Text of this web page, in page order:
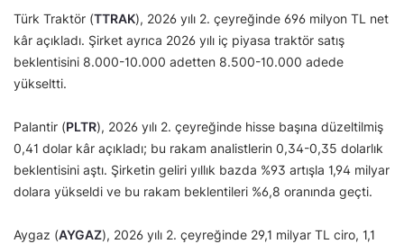
Türk Traktör (TTRAK), 2026 yılı 2. çeyreğinde 696 milyon TL net
kâr açıkladı. Şirket ayrıca 2026 yılı iç piyasa traktör satış
beklentisini 8.000-10.000 adetten 8.500-10.000 adede
yükseltti.
Palantir (PLTR), 2026 yılı 2. çeyreğinde hisse başına düzeltilmiş
0,41 dolar kâr açıkladı; bu rakam analistlerin 0,34-0,35 dolarlık
beklentisini aştı. Şirketin geliri yıllık bazda %93 artışla 1,94 milyar
dolara yükseldi ve bu rakam beklentileri %6,8 oranında geçti.
Aygaz (AYGAZ), 2026 yılı 2. çeyreğinde 29,1 milyar TL ciro, 1,1